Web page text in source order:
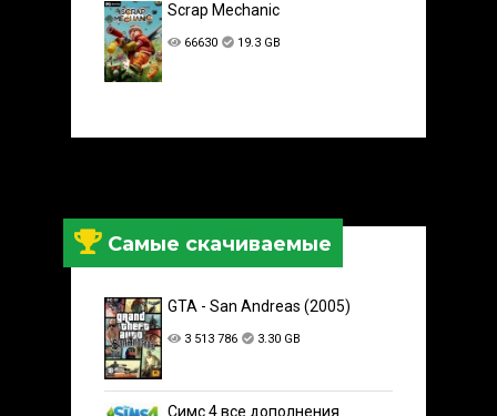
Scrap Mechanic
66630 19.3 GB
Самые скачиваемые
GTA - San Andreas (2005)
3 513 786 3.30 GB
Симс 4 все дополнения